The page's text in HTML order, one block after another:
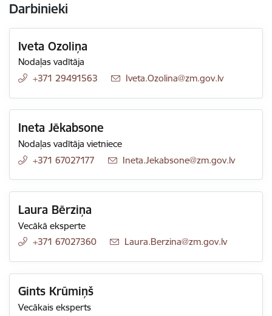
Darbinieki
Iveta Ozoliņa
Nodaļas vadītāja
+371 29491563
E-pasts:
Iveta.Ozolina@zm.gov.lv
Ineta Jēkabsone
Nodaļas vadītāja vietniece
+371 67027177
E-pasts:
Ineta.Jekabsone@zm.gov.lv
Laura Bērziņa
Vecākā eksperte
+371 67027360
E-pasts:
Laura.Berzina@zm.gov.lv
Gints Krūmiņš
Vecākais eksperts